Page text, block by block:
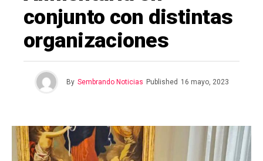
conjunto con distintas
organizaciones
By Sembrando Noticias Published 16 mayo, 2023